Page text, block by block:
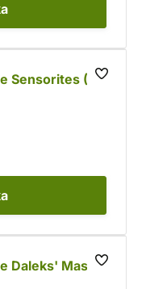
Sensorites (3
Daleks' Master